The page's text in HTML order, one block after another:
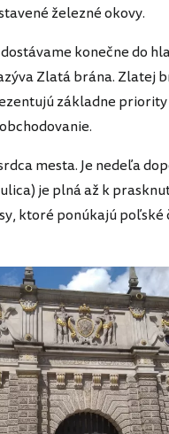
železné okovy.
konečne do
Zlatá brána. Zlatej
základne priority
mesta. Je nedeľa
je plná až k
ktoré ponúkajú poľské